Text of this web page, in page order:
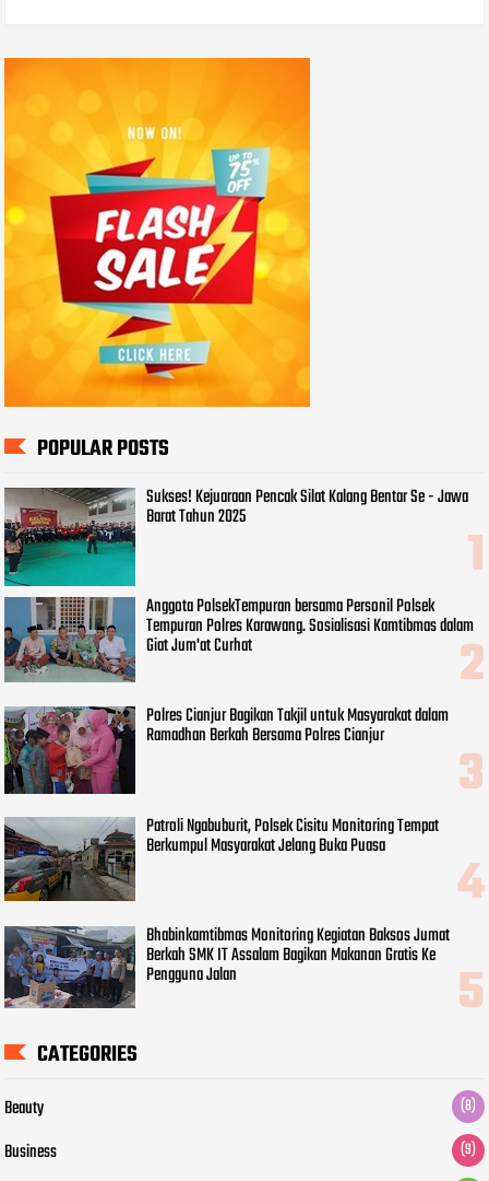
POPULAR POSTS
Sukses! Kejuaraan Pencak Silat Kalang Bentar Se - Jawa
Barat Tahun 2025
Anggota PolsekTempuran bersama Personil Polsek
Tempuran Polres Karawang. Sosialisasi Kamtibmas dalam
Giat Jum'at Curhat
Polres Cianjur Bagikan Takjil untuk Masyarakat dalam
Ramadhan Berkah Bersama Polres Cianjur
Patroli Ngabuburit, Polsek Cisitu Monitoring Tempat
Berkumpul Masyarakat Jelang Buka Puasa
Bhabinkamtibmas Monitoring Kegiatan Baksos Jumat
Berkah SMK IT Assalam Bagikan Makanan Gratis Ke
Pengguna Jalan
CATEGORIES
Beauty (8)
Business (9)